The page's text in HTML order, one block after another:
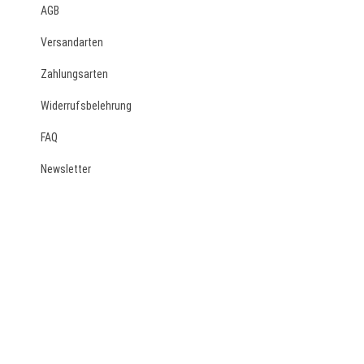
AGB
Versandarten
Zahlungsarten
Widerrufsbelehrung
FAQ
Newsletter